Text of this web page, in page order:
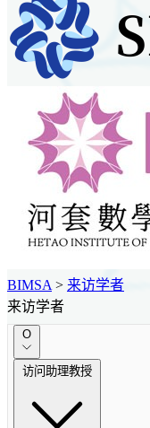
BIMSA > 来访学者
来访学者
O
访问助理教授